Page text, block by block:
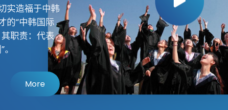
实造福于中韩
的“中韩国际
职责：代表
More